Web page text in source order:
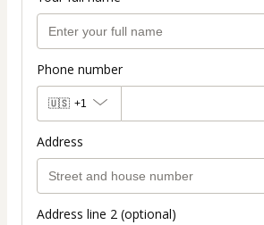
Phone number
🇺🇸 +1
Address
Address line 2 (optional)